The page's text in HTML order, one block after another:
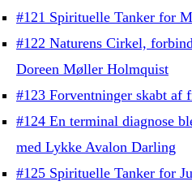
#121 Spirituelle Tanker for
#122 Naturens Cirkel,
Doreen Møller Holmquist
#123 Forventninger skabt af
#124 En terminal diagnose
med Lykke Avalon Darling
#125 Spirituelle Tanker for